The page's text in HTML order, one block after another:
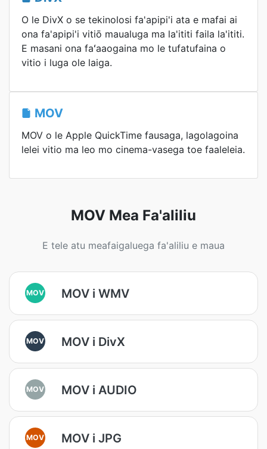
O le DivX o se tekinolosi fa'apipi'i ata e mafai ai
ona fa'apipi'i vitiō maualuga ma la'ititi faila la'ititi.
E masani ona faʻaaogaina mo le tufatufaina o
vitio i luga ole laiga.
MOV
MOV o le Apple QuickTime fausaga, lagolagoina
lelei vitio ma leo mo cinema-vasega toe faaleleia.
MOV Mea Fa'aliliu
E tele atu meafaigaluega fa'aliliu e maua
MOV MOV i WMV
MOV MOV i DivX
MOV MOV i AUDIO
MOV MOV i JPG